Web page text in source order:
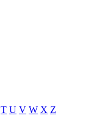
T U V W X Z